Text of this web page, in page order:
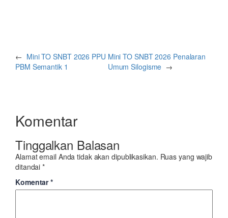
← Mini TO SNBT 2026 PPU
PBM Semantik 1
Mini TO SNBT 2026 Penalaran
Umum Silogisme →
Komentar
Tinggalkan Balasan
Alamat email Anda tidak akan dipublikasikan. Ruas yang wajib
ditandai*
Komentar*